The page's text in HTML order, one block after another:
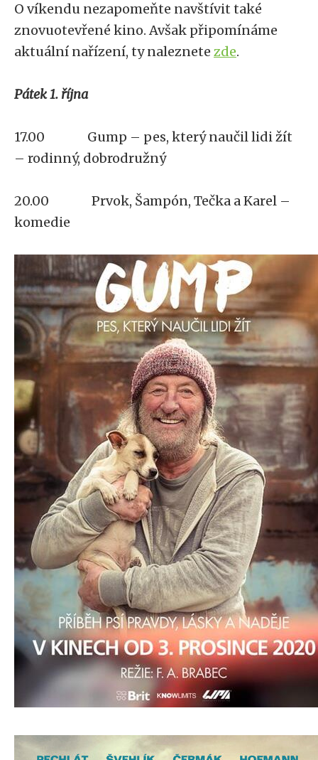
O víkendu nezapomeňte navštívit také
znovuotevřené kino. Avšak připomínáme
aktuální nařízení, ty naleznete zde.
Pátek 1. října
17.00 Gump – pes, který naučil lidi žít
– rodinný, dobrodružný
20.00 Prvok, Šampón, Tečka a Karel –
komedie